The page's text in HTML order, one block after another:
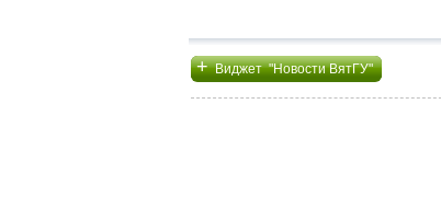
+Виджет "Новости ВятГУ"